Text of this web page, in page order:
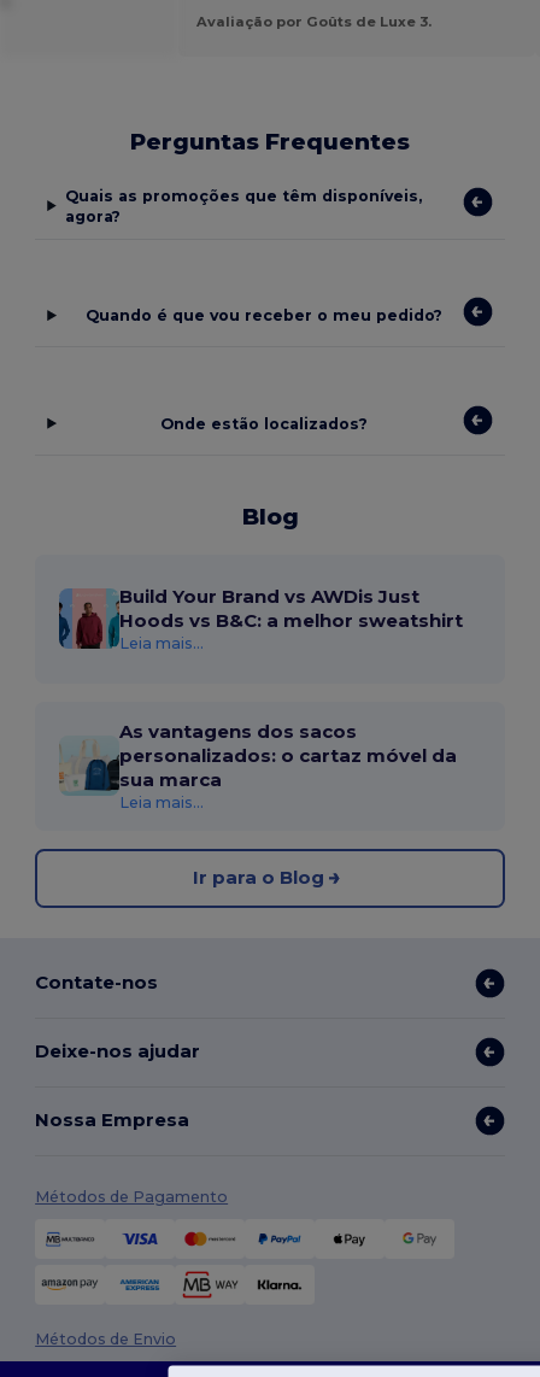
Avaliação por Goûts de Luxe 3.
Perguntas Frequentes
Quais as promoções que têm disponíveis,
agora?
Quando é que vou receber o meu pedido?
Onde estão localizados?
Blog
Build Your Brand vs AWDis Just
Hoods vs B&C: a melhor sweatshirt
Leia mais...
As vantagens dos sacos
personalizados: o cartaz móvel da
sua marca
Leia mais...
Ir para o Blog
Contate-nos
Deixe-nos ajudar
Nossa Empresa
Métodos de Pagamento
Métodos de Envio